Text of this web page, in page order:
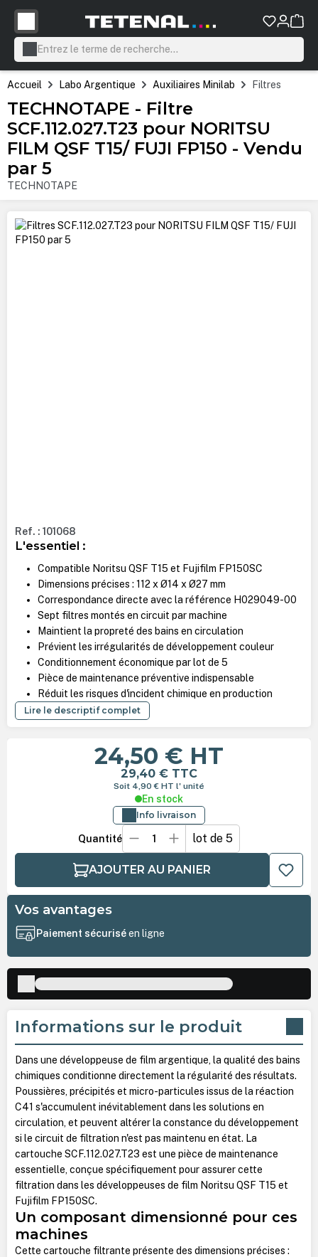
principal
Accueil Labo Argentique Auxiliaires Minilab Filtres
TECHNOTAPE - Filtre
SCF.112.027.T23 pour NORITSU
FILM QSF T15/ FUJI FP150 - Vendu
par 5
TECHNOTAPE
Ignorer la galerie d'images
Ref. : 101068
L'essentiel :
Compatible Noritsu QSF T15 et Fujifilm FP150SC
Dimensions précises : 112 x Ø14 x Ø27 mm
Correspondance directe avec la référence H029049-00
Sept filtres montés en circuit par machine
Maintient la propreté des bains en circulation
Prévient les irrégularités de développement couleur
Conditionnement économique par lot de 5
Pièce de maintenance préventive indispensable
Réduit les risques d'incident chimique en production
Lire le descriptif complet
24,50 € HT
29,40 € TTC
Soit 4,90 € HT l' unité
En stock
Info livraison
Quantité lot de 5
AJOUTER AU PANIER
Vos avantages
Paiement sécuriséen ligne
Informations sur le produit
Dans une développeuse de film argentique, la qualité des bains
chimiques conditionne directement la régularité des résultats.
Poussières, précipités et micro-particules issus de la réaction
C41 s'accumulent inévitablement dans les solutions en
circulation, et peuvent altérer la constance du développement
si le circuit de filtration n'est pas maintenu en état. La
cartouche SCF.112.027.T23 est une pièce de maintenance
essentielle, conçue spécifiquement pour assurer cette
filtration dans les développeuses de film Noritsu QSF T15 et
Fujifilm FP150SC.
Un composant dimensionné pour ces
machines
Cette cartouche filtrante présente des dimensions précises :